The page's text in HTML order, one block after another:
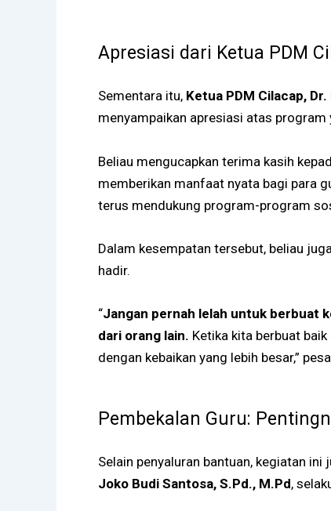
Apresiasi dari Ketua PDM
Sementara itu, Ketua PDM Cilacap,
menyampaikan apresiasi atas
Beliau mengucapkan terima kasih
memberikan manfaat nyata bagi para
terus mendukung program-program
Dalam kesempatan tersebut, beliau
hadir.
“Jangan pernah lelah untuk berbuat
dari orang lain. Ketika kita berbuat
dengan kebaikan yang lebih besar,”
Pembekalan Guru:
Selain penyaluran bantuan, kegiatan ini
Joko Budi Santosa, S.Pd., M.Pd,